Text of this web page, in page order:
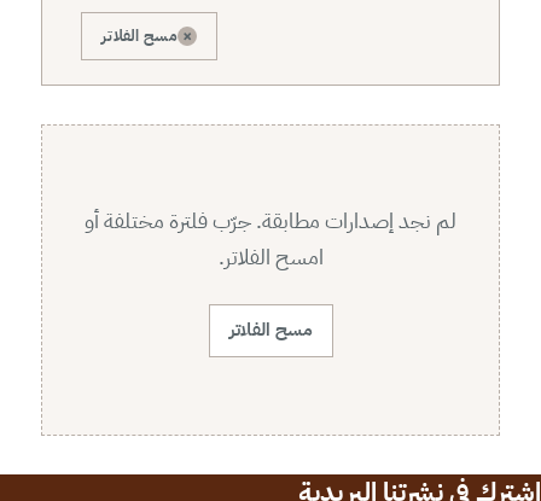
× مسح الفلاتر
لم نجد إصدارات مطابقة. جرّب فلترة مختلفة أو
امسح الفلاتر.
مسح الفلاتر
اشترك في نشرتنا البريدية